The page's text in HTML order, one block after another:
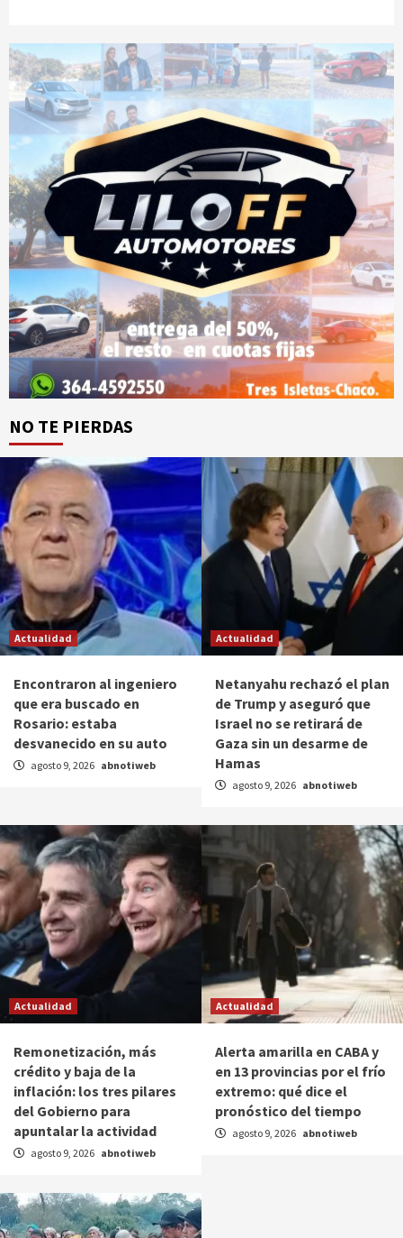
NO TE PIERDAS
Actualidad
Encontraron al ingeniero
que era buscado en
Rosario: estaba
desvanecido en su auto
agosto 9, 2026 abnotiweb
Actualidad
Netanyahu rechazó el plan
de Trump y aseguró que
Israel no se retirará de
Gaza sin un desarme de
Hamas
agosto 9, 2026 abnotiweb
Actualidad
Remonetización, más
crédito y baja de la
inflación: los tres pilares
del Gobierno para
apuntalar la actividad
agosto 9, 2026 abnotiweb
Actualidad
Alerta amarilla en CABA y
en 13 provincias por el frío
extremo: qué dice el
pronóstico del tiempo
agosto 9, 2026 abnotiweb